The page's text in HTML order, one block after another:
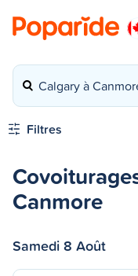
Calgary à
Filtres
Canmore
Samedi 8 Août